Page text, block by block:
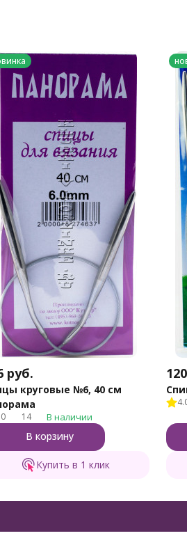
руб.
круговые №6, 40 см
14 В наличии
В корзину
Купить в 1 клик
120